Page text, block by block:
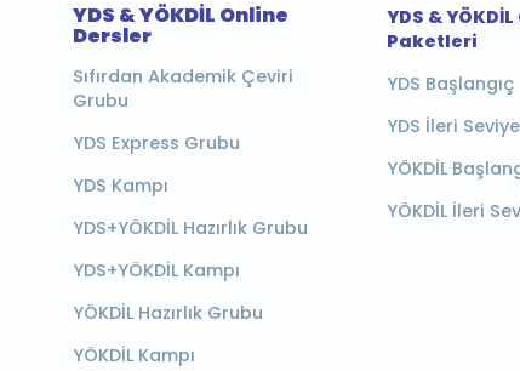
YDS & YÖKDİL Online
Dersler
Sıfırdan Akademik Çeviri
Grubu
YDS Express Grubu
YDS Kampı
YDS+YÖKDİL Hazırlık Grubu
YDS+YÖKDİL Kampı
YÖKDİL Hazırlık Grubu
YÖKDİL Kampı
YDS &
Paketleri
YDS Başlangıç
YDS İleri Seviye
YÖKDİL
YÖKDİL İleri